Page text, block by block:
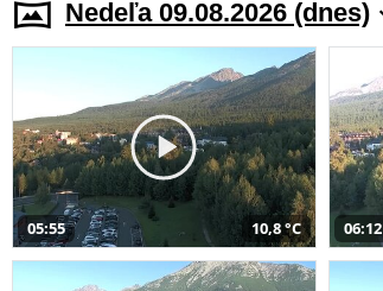
Nedeľa 09.08.2026 (dnes)
05:55 10,8 °C 06:12